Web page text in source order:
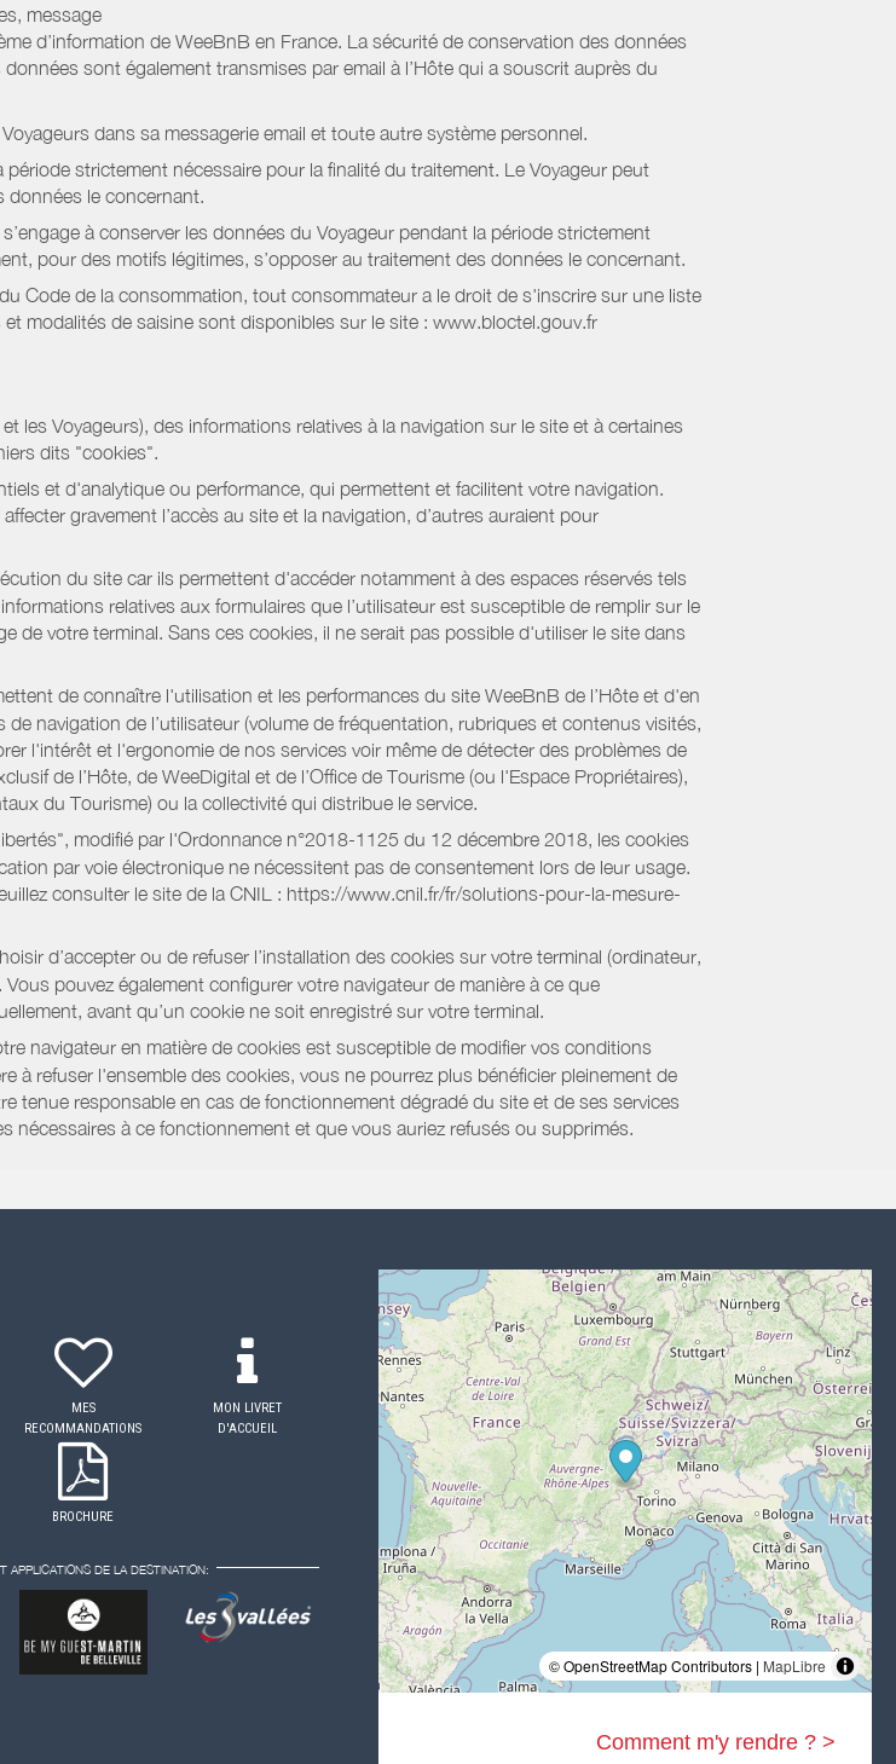
message
d’information de WeeBnB en France. La sécurité de conservation des données
sont également transmises par email à l’Hôte qui a souscrit auprès du
dans sa messagerie email et toute autre système personnel.
strictement nécessaire pour la finalité du traitement. Le Voyageur peut
données le concernant.
à conserver les données du Voyageur pendant la période strictement
pour des motifs légitimes, s’opposer au traitement des données le concernant.
Code de la consommation, tout consommateur a le droit de s'inscrire sur une liste
modalités de saisine sont disponibles sur le site : www.bloctel.gouv.fr
les Voyageurs), des informations relatives à la navigation sur le site et à certaines
dits "cookies".
et d'analytique ou performance, qui permettent et facilitent votre navigation.
gravement l’accès au site et la navigation, d’autres auraient pour
du site car ils permettent d'accéder notamment à des espaces réservés tels
relatives aux formulaires que l’utilisateur est susceptible de remplir sur le
de votre terminal. Sans ces cookies, il ne serait pas possible d'utiliser le site dans
de connaître l'utilisation et les performances du site WeeBnB de l’Hôte et d'en
navigation de l’utilisateur (volume de fréquentation, rubriques et contenus visités,
l'intérêt et l'ergonomie de nos services voir même de détecter des problèmes de
de l’Hôte, de WeeDigital et de l’Office de Tourisme (ou l'Espace Propriétaires),
du Tourisme) ou la collectivité qui distribue le service.
modifié par l'Ordonnance n°2018-1125 du 12 décembre 2018, les cookies
par voie électronique ne nécessitent pas de consentement lors de leur usage.
consulter le site de la CNIL : https://www.cnil.fr/fr/solutions-pour-la-mesure-
d’accepter ou de refuser l’installation des cookies sur votre terminal (ordinateur,
pouvez également configurer votre navigateur de manière à ce que
avant qu’un cookie ne soit enregistré sur votre terminal.
navigateur en matière de cookies est susceptible de modifier vos conditions
à refuser l'ensemble des cookies, vous ne pourrez plus bénéficier pleinement de
tenue responsable en cas de fonctionnement dégradé du site et de ses services
nécessaires à ce fonctionnement et que vous auriez refusés ou supprimés.
MES
RECOMMANDATIONS
MON LIVRET
D'ACCUEIL
BROCHURE
APPLICATIONS DE LA DESTINATION:
© OpenStreetMap Contributors | MapLibre
Comment m'y rendre ? >